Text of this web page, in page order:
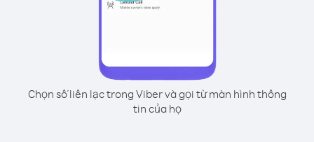
Chọn số liên lạc trong Viber và gọi từ màn hình thông
tin của họ